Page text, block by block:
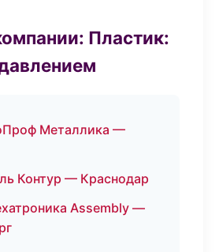
Пластик:
Металлика —
Контур — Краснодар
Assembly —